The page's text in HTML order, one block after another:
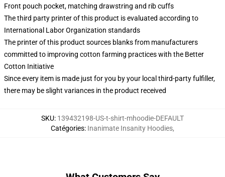
Front pouch pocket, matching drawstring and rib cuffs
The third party printer of this product is evaluated according to
International Labor Organization standards
The printer of this product sources blanks from manufacturers
committed to improving cotton farming practices with the Better
Cotton Initiative
Since every item is made just for you by your local third-party fulfiller,
there may be slight variances in the product received
SKU: 139432198-US-t-shirt-mhoodie-DEFAULT
Catégories: Inanimate Insanity Hoodies,